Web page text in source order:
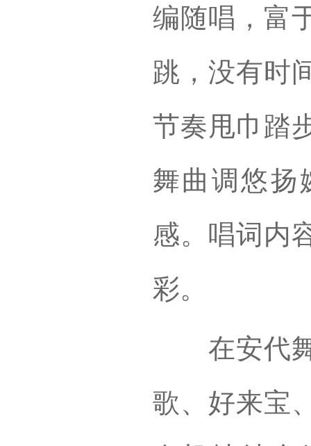
编随唱，富
跳，没有时
节奏甩巾踏
舞曲调悠扬
感。唱词内
彩。
在安代舞
歌、好来宝